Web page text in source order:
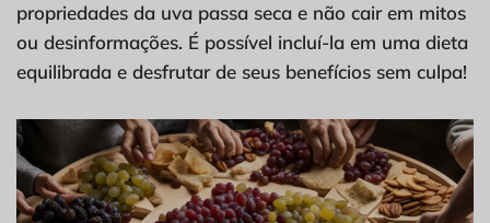
propriedades da uva passa seca e não cair em mitos
ou desinformações. É possível incluí-la em uma dieta
equilibrada e desfrutar de seus benefícios sem culpa!